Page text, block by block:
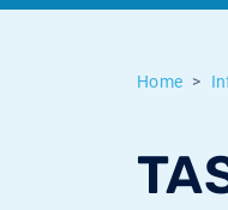
Home
Inflación Mexicano - IPC